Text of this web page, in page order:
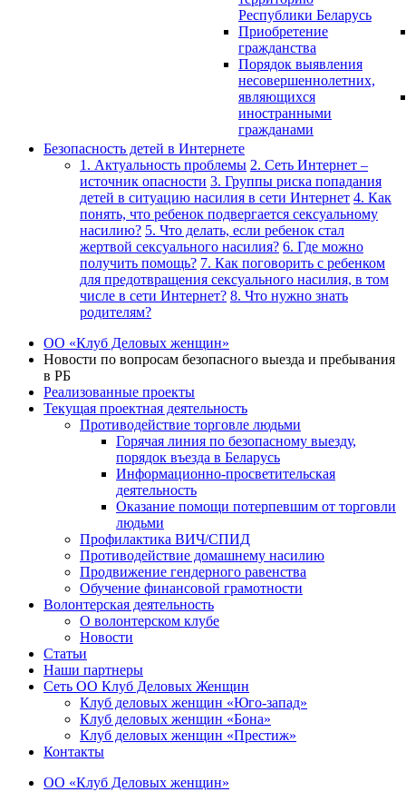
Республики Беларусь
Приобретение
гражданства
Порядок выявления
несовершеннолетних,
являющихся
иностранными
гражданами
Безопасность детей в Интернете
1. Актуальность проблемы 2. Сеть Интернет –
источник опасности 3. Группы риска попадания
детей в ситуацию насилия в сети Интернет 4. Как
понять, что ребенок подвергается сексуальному
насилию? 5. Что делать, если ребенок стал
жертвой сексуального насилия? 6. Где можно
получить помощь? 7. Как поговорить с ребенком
для предотвращения сексуального насилия, в том
числе в сети Интернет? 8. Что нужно знать
родителям?
ОО «Клуб Деловых женщин»
Новости по вопросам безопасного выезда и пребывания
в РБ
Реализованные проекты
Текущая проектная деятельность
Противодействие торговле людьми
Горячая линия по безопасному выезду,
порядок въезда в Беларусь
Информационно-просветительская
деятельность
Оказание помощи потерпевшим от торговли
людьми
Профилактика ВИЧ/СПИД
Противодействие домашнему насилию
Продвижение гендерного равенства
Обучение финансовой грамотности
Волонтерская деятельность
О волонтерском клубе
Новости
Статьи
Наши партнеры
Сеть ОО Клуб Деловых Женщин
Клуб деловых женщин «Юго-запад»
Клуб деловых женщин «Бона»
Клуб деловых женщин «Престиж»
Контакты
ОО «Клуб Деловых женщин»